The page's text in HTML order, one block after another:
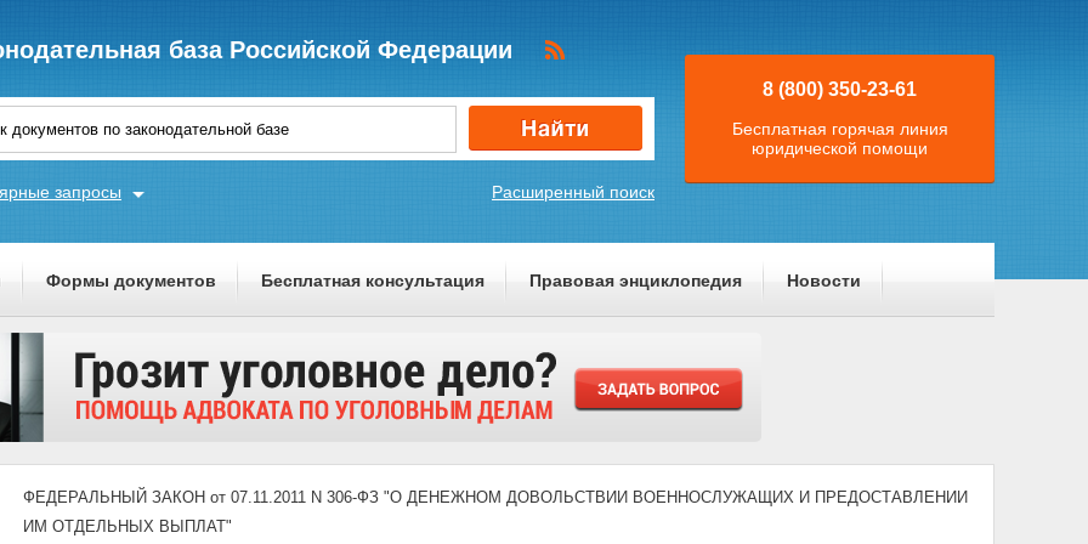
база Российской Федерации
Расширенный поиск
запросы
8 (800) 350-23-61
Бесплатная горячая линия
юридической помощи
Формы документов Бесплатная консультация Правовая энциклопедия Новости
ФЕДЕРАЛЬНЫЙ ЗАКОН от 07.11.2011 N 306-ФЗ "О ДЕНЕЖНОМ ДОВОЛЬСТВИИ ВОЕННОСЛУЖАЩИХ И ПРЕДОСТАВЛЕНИИ
ИМ ОТДЕЛЬНЫХ ВЫПЛАТ"